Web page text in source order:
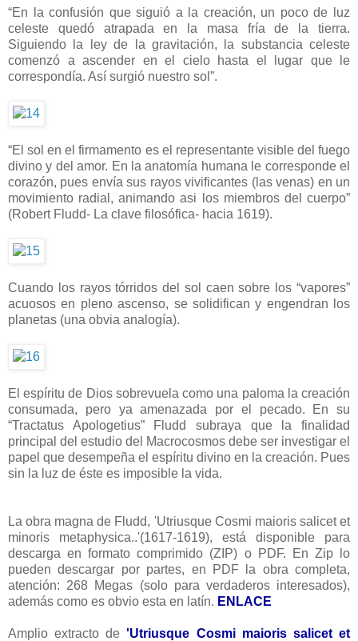
“En la confusión que siguió a la creación, un poco de luz
celeste quedó atrapada en la masa fría de la tierra.
Siguiendo la ley de la gravitación, la substancia celeste
comenzó a ascender en el cielo hasta el lugar que le
correspondía. Así surgió nuestro sol”.
“El sol en el firmamento es el representante visible del fuego
divino y del amor. En la anatomía humana le corresponde el
corazón, pues envía sus rayos vivificantes (las venas) en un
movimiento radial, animando asi los miembros del cuerpo”
(Robert Fludd- La clave filosófica- hacia 1619).
Cuando los rayos tórridos del sol caen sobre los “vapores”
acuosos en pleno ascenso, se solidifican y engendran los
planetas (una obvia analogía).
El espíritu de Dios sobrevuela como una paloma la creación
consumada, pero ya amenazada por el pecado. En su
“Tractatus Apologetius” Fludd subraya que la finalidad
principal del estudio del Macrocosmos debe ser investigar el
papel que desempeña el espíritu divino en la creación. Pues
sin la luz de éste es imposible la vida.
La obra magna de Fludd, 'Utriusque Cosmi maioris salicet et
minoris metaphysica..'(1617-1619), está disponible para
descarga en formato comprimido (ZIP) o PDF. En Zip lo
pueden descargar por partes, en PDF la obra completa,
atención: 268 Megas (solo para verdaderos interesados),
además como es obvio esta en latín. ENLACE
Amplio extracto de'Utriusque Cosmi maioris salicet et